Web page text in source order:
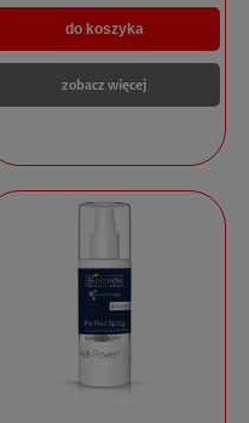
do koszyka
zobacz więcej